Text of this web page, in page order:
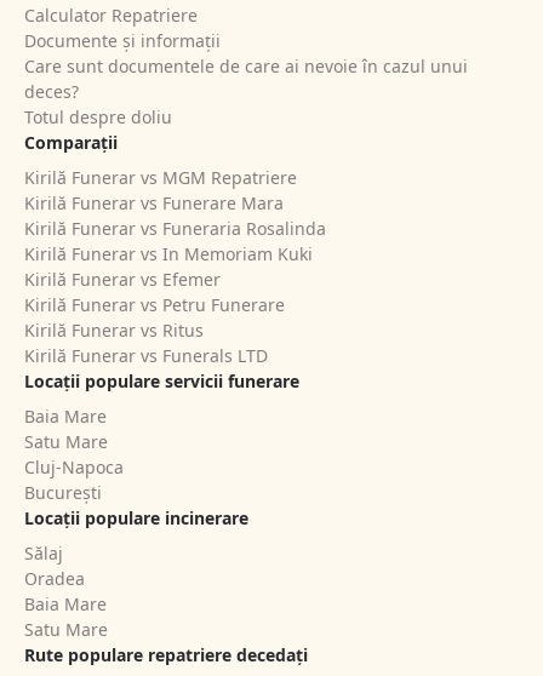
Calculator Repatriere
Documente și informații
Care sunt documentele de care ai nevoie în cazul unui
deces?
Totul despre doliu
Comparații
Kirilă Funerar vs MGM Repatriere
Kirilă Funerar vs Funerare Mara
Kirilă Funerar vs Funeraria Rosalinda
Kirilă Funerar vs In Memoriam Kuki
Kirilă Funerar vs Efemer
Kirilă Funerar vs Petru Funerare
Kirilă Funerar vs Ritus
Kirilă Funerar vs Funerals LTD
Locații populare servicii funerare
Baia Mare
Satu Mare
Cluj-Napoca
București
Locații populare incinerare
Sălaj
Oradea
Baia Mare
Satu Mare
Rute populare repatriere decedați